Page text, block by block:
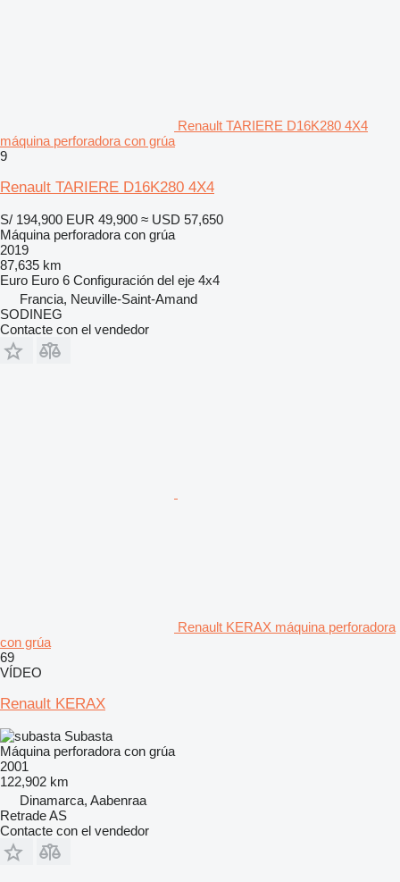
Renault TARIERE D16K280 4X4
máquina perforadora con grúa
9
Renault TARIERE D16K280 4X4
S/ 194,900 EUR 49,900 ≈ USD 57,650
Máquina perforadora con grúa
2019
87,635 km
Euro Euro 6 Configuración del eje 4x4
Francia, Neuville-Saint-Amand
SODINEG
Contacte con el vendedor
Renault KERAX máquina perforadora
con grúa
69
VÍDEO
Renault KERAX
Subasta
Máquina perforadora con grúa
2001
122,902 km
Dinamarca, Aabenraa
Retrade AS
Contacte con el vendedor